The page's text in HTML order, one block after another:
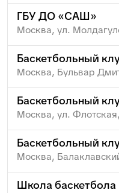
ГБУ ДО «САШ»
Москва, ул.
Баскетбольный
Москва, Бульвар
Баскетбольный
Москва, ул.
Баскетбольный
Москва,
Школа баскетбола